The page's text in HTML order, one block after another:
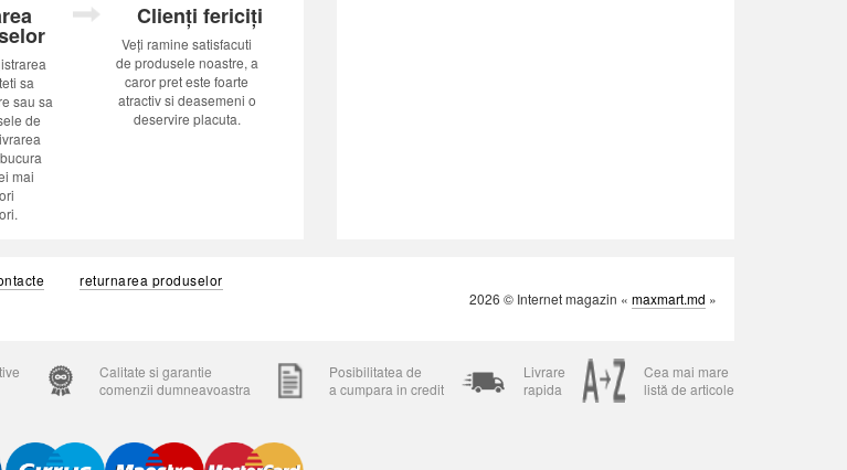
sa
sau sa
de
mai
Clienți fericiți
Veți ramine satisfacuti
de produsele noastre, a
caror pret este foarte
atractiv si deasemeni o
deservire placuta.
returnarea produselor
2026 © Internet magazin « maxmart.md »
Calitate si garantie
comenzii dumneavoastra
Posibilitatea de
a cumpara in credit
Livrare
rapida
Cea mai mare
listă de articole